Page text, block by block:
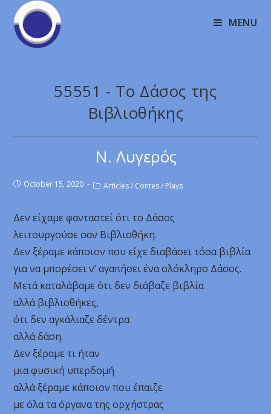
MENU
55551 - Το Δάσος της
Βιβλιοθήκης
Ν. Λυγερός
October 15, 2020 Articles / Contes / Plays
Δεν είχαμε φανταστεί ότι το Δάσος
λειτουργούσε σαν Βιβλιοθήκη.
Δεν ξέραμε κάποιον που είχε διαβάσει τόσα βιβλία
για να μπορέσει ν’ αγαπήσει ένα ολόκληρο Δάσος.
Μετά καταλάβαμε ότι δεν διάβαζε βιβλία
αλλά βιβλιοθήκες,
ότι δεν αγκάλιαζε δέντρα
αλλά δάση.
Δεν ξέραμε τι ήταν
μια φυσική υπερδομή
αλλά ξέραμε κάποιον που έπαιζε
με όλα τα όργανα της ορχήστρας